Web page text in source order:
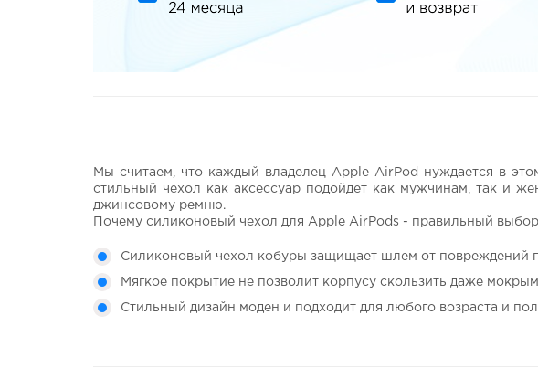
Мы считаем, что каждый владелец Apple AirPod нуждается в
стильный чехол как аксессуар подойдет как мужчинам, так и
джинсовому ремню.
Почему силиконовый чехол для Apple AirPods - правильный
Силиконовый чехол кобуры защищает шлем от повреждений
Мягкое покрытие не позволит корпусу скользить даже
Стильный дизайн моден и подходит для любого возраста и